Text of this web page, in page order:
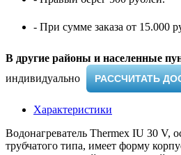
- При сумме заказа от 15.000
В другие районы и населенные
индивидуально ​
РАССЧИТАТЬ
Характеристики
Водонагреватель Thermex IU 30 V,
трубчатого типа, имеет форму